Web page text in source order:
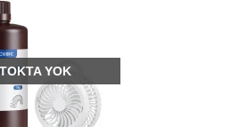
YOK